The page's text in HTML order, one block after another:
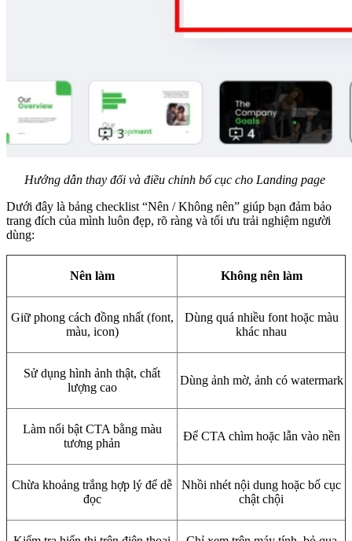
Hướng dẫn thay đổi và điều chỉnh bố cục cho Landing page
Dưới đây là bảng checklist “Nên / Không nên” giúp bạn đảm bảo
trang đích của mình luôn đẹp, rõ ràng và tối ưu trải nghiệm người
dùng:
Nên làm Không nên làm
Giữ phong cách đồng nhất (font,
màu, icon)
Dùng quá nhiều font hoặc màu
khác nhau
Sử dụng hình ảnh thật, chất
lượng cao
Dùng ảnh mờ, ảnh có watermark
Làm nổi bật CTA bằng màu
tương phản
Để CTA chìm hoặc lẫn vào nền
Chừa khoảng trắng hợp lý để dễ
đọc
Nhồi nhét nội dung hoặc bố cục
chật chội